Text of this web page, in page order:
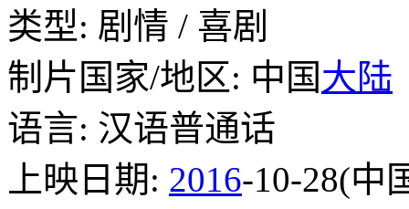
类型: 剧情 / 喜剧
制片国家/地区: 中国大陆
语言: 汉语普通话
上映日期: 2016-10-28(中